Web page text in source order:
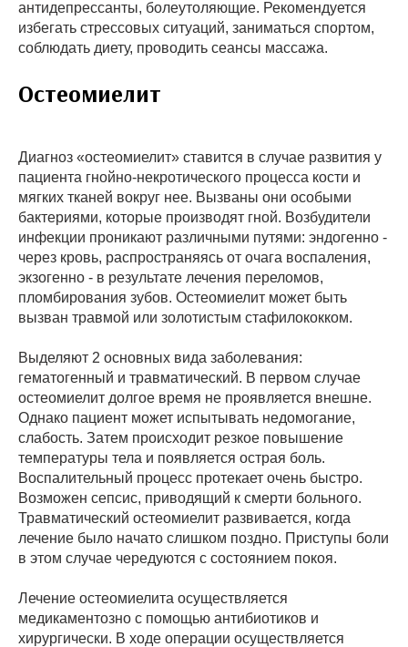
антидепрессанты, болеутоляющие. Рекомендуется
избегать стрессовых ситуаций, заниматься спортом,
соблюдать диету, проводить сеансы массажа.
Остеомиелит
Диагноз «остеомиелит» ставится в случае развития у
пациента гнойно-некротического процесса кости и
мягких тканей вокруг нее. Вызваны они особыми
бактериями, которые производят гной. Возбудители
инфекции проникают различными путями: эндогенно -
через кровь, распространяясь от очага воспаления,
экзогенно - в результате лечения переломов,
пломбирования зубов. Остеомиелит может быть
вызван травмой или золотистым стафилококком.
Выделяют 2 основных вида заболевания:
гематогенный и травматический. В первом случае
остеомиелит долгое время не проявляется внешне.
Однако пациент может испытывать недомогание,
слабость. Затем происходит резкое повышение
температуры тела и появляется острая боль.
Воспалительный процесс протекает очень быстро.
Возможен сепсис, приводящий к смерти больного.
Травматический остеомиелит развивается, когда
лечение было начато слишком поздно. Приступы боли
в этом случае чередуются с состоянием покоя.
Лечение остеомиелита осуществляется
медикаментозно с помощью антибиотиков и
хирургически. В ходе операции осуществляется